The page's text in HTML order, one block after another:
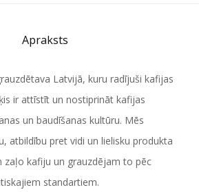
Apraksts
Latvijā, kuru radījuši kafijas
ir attīstīt un nostiprināt kafijas
un baudīšanas kultūru. Mēs
atbildību pret vidi un lielisku produkta
zaļo kafiju un grauzdējam to pēc
standartiem.